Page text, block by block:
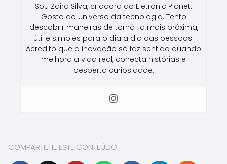
Sou Zaira Silva, criadora do Eletronic Planet.
Gosto do universo da tecnologia. Tento
descobrir maneiras de torná-la mais próxima,
útil e simples para o dia a dia das pessoas.
Acredito que a inovação só faz sentido quando
melhora a vida real, conecta histórias e
desperta curiosidade.
COMPARTILHE ESTE CONTEÚDO